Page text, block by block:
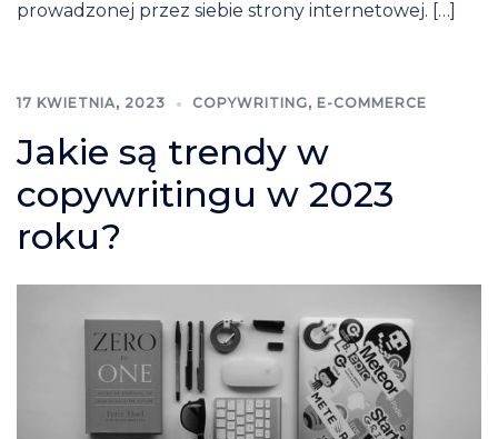
prowadzonej przez siebie strony internetowej. […]
17 KWIETNIA, 2023 COPYWRITING, E-COMMERCE
Jakie są trendy w
copywritingu w 2023
roku?